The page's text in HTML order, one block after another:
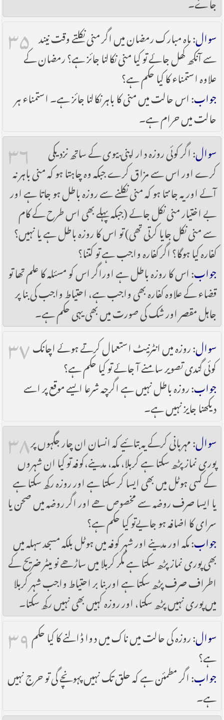
۳۵ سوال: ماہ مبارک رمضان میں اگر منی نکلتے وقت نیند
سے آنکھ کھل جائے تو کیا منی نکالنا جائز ہے؟ رمضان کے
علاوہ استمناء کا کیا حکم ہے؟
جواب: اس حالت میں منی کا باہر نکالنا جائز ہے۔ استمناء ہر
حالت میں حرام ہے۔
۳۶ سوال: اگر کوئی روزہ دار اپنی بیوی کے ساتھ نزدیکی
کرے اور اس سے مزاق کرے جبکہ وہ چاہتا ہو کہ منی باہر نہ
آئے اور یہ جانتا ہو کہ منی نکلنے سے روزہ باطل ہو جاتا ہے اور
بے اختیار منی نکل جائے (جبکہ پہلے بھی اس طرح کے کام
سے منی نکل جایا کرتی تھی) تو اس کا روزہ باطل ہے یا نہیں؟
کفارہ کیا ہوگا؟ اگر کفارہ واجب ہے تو کتنا؟
جواب: اس کا روزہ باطل ہے اوراگر اس کو مسئلہ کا علم تھا تو
قضاء کے علاوہ کفارہ بھی واجب ہے، احتیاط واجب کی بنا پر
جاہل مقصر اور شک کی صورت میں بھی یہی حکم ہے۔
۳۷ سوال: روزہ میں انٹرنیٹ استعمال کرتے ہوئے اچانک
کوئی گندی تصویر سامنے آ جائے تو کیا حکم ہے؟
جواب: روزہ باطل نہیں ہے اگرچہ شرعا ایسے موقع پر اسے
دیکھنا جایز نہیں ہے۔
۳۸ سوال: مہربانی کرکے یہ بتائیے کہ انسان ان چار جگہوں پر
پوری نماز پڑھ سکتا ہے کربلا، مکہ، مدینے،کوفہ تو کیا ان شہروں
کے کسی ہوٹل میں بھی ایسا کر سکتا ہے اور روزہ رکھ سکتا ہے
یا ایسا صرف روضہ سے مخصوص ھے اور اگر روضہ میں صحن یا
سرای کا اضافہ ہو جایےتو کیا حکم ہے؟
جواب: مکہ اور مدینے اور شہر کوفہ میں ہوٹل بلکہ مسجد سہلہ میں
بھی پوری نماز پڑھ سکتا ہے مگر کربلا میں ساڑھے نو میٹر ضریح کے
اطراف صرف پڑھ سکتا ہے اور بنا بر احتیاط واجب شہر کربلا
میں پوری نہیں پڑھ سکتا، اور روزہ کہیں بھی نہیں رکھ سکتا۔
۳۹ سوال: روزہ کی حالت میں ناک میں دوا ڈالنے کا کیا حکم
ہے؟
جواب: اگر مطمئن ہے کہ حلق تک نہیں پہونچے گی تو حرج نہیں
ہے۔